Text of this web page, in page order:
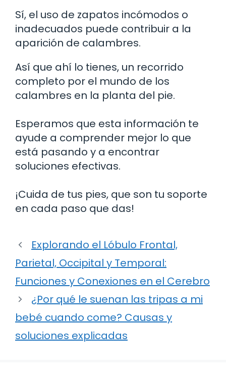
Sí, el uso de zapatos incómodos o
inadecuados puede contribuir a la
aparición de calambres.
Así que ahí lo tienes, un recorrido
completo por el mundo de los
calambres en la planta del pie.
Esperamos que esta información te
ayude a comprender mejor lo que
está pasando y a encontrar
soluciones efectivas.
¡Cuida de tus pies, que son tu soporte
en cada paso que das!
Explorando el Lóbulo Frontal,
Parietal, Occipital y Temporal:
Funciones y Conexiones en el Cerebro
¿Por qué le suenan las tripas a mi
bebé cuando come? Causas y
soluciones explicadas